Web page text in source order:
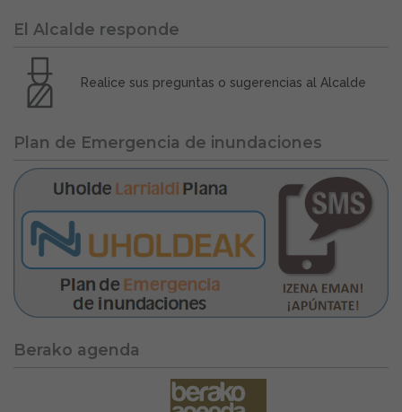
El Alcalde responde
Realice sus preguntas o sugerencias al Alcalde
Plan de Emergencia de inundaciones
Berako agenda